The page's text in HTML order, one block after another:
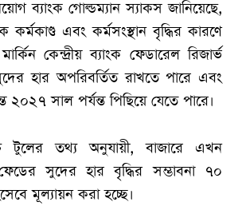
ব্যাংক গোল্ডম্যান স্যাকস জানিয়েছে,
কর্মকাণ্ড এবং কর্মসংস্থান বৃদ্ধির কারণে
কেন্দ্রীয় ব্যাংক ফেডারেল রিজার্ভ
হার অপরিবর্তিত রাখতে পারে এবং
২০২৭ সাল পর্যন্ত পিছিয়ে যেতে পারে।
টুলের তথ্য অনুযায়ী, বাজারে এখন
সুদের হার বৃদ্ধির সম্ভাবনা ৭০
মূল্যায়ন করা হচ্ছে।